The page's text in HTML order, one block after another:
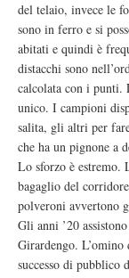
del telaio, invece le
sono in ferro e si
abitati e quindi è
distacchi sono
calcolata con i punti.
unico. I campioni
salita, gli altri per
che ha un pignone a
Lo sforzo è estremo.
bagaglio del
polveroni avvertono
Gli anni ’20
Girardengo.
successo di pubblico